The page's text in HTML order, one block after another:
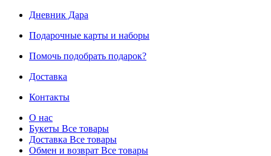
Дневник Дара
Подарочные карты и наборы
Помочь подобрать подарок?
Доставка
Контакты
О нас
Букеты Все товары
Доставка Все товары
Обмен и возврат Все товары